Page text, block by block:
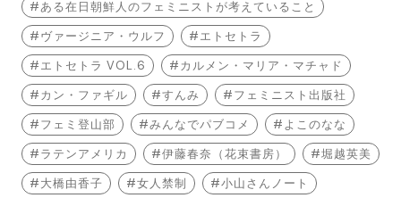
ある在日朝鮮人のフェミニストが考えていること
ヴァージニア・ウルフ
エトセトラ
エトセトラ VOL.6
カルメン・マリア・マチャド
カン・ファギル
すんみ
フェミニスト出版社
フェミ登山部
みんなでパブコメ
よこのなな
ラテンアメリカ
伊藤春奈（花束書房）
堀越英美
大橋由香子
女人禁制
小山さんノート